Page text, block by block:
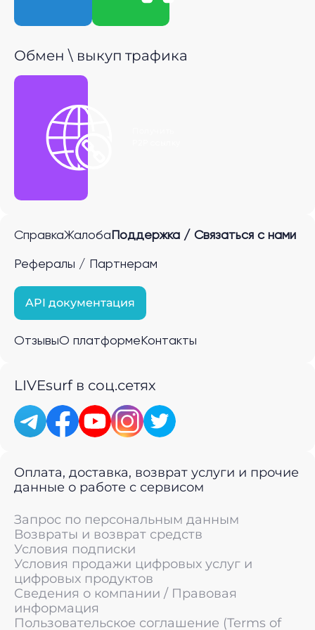
Обмен \ выкуп трафика
СправкаЖалоба Поддержка / Связаться с нами
Рефералы / Партнерам
API документация
ОтзывыО платформе Контакты
LIVEsurf в соц.сетях
Оплата, доставка, возврат услуги и прочие
данные о работе с сервисом
Запрос по персональным данным
Возвраты и возврат средств
Условия подписки
Условия продажи цифровых услуг и
цифровых продуктов
Сведения о компании / Правовая
информация
Пользовательское соглашение (Terms of